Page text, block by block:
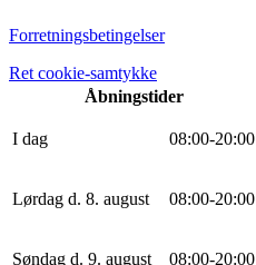
Forretningsbetingelser
Ret cookie-samtykke
Åbningstider
I dag 08:00-20:00
Lørdag d. 8. august 08:00-20:00
Søndag d. 9. august 08:00-20:00